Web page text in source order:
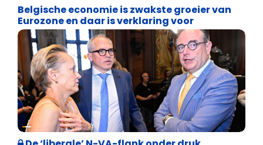
Belgische economie is zwakste groeier van
Eurozone en daar is verklaring voor
Binnenland politiek